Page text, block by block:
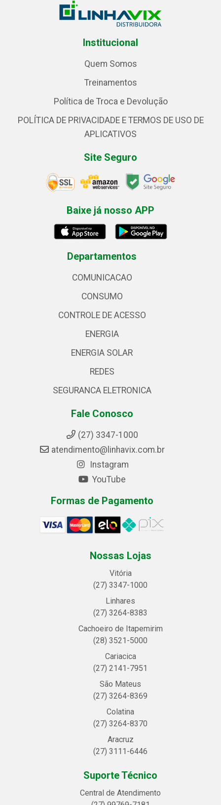
Institucional
Quem Somos
Treinamentos
Política de Troca e Devolução
POLÍTICA DE PRIVACIDADE E TERMOS DE USO DE
APLICATIVOS
Site Seguro
Baixe já nosso APP
Departamentos
COMUNICACAO
CONSUMO
CONTROLE DE ACESSO
ENERGIA
ENERGIA SOLAR
REDES
SEGURANCA ELETRONICA
Fale Conosco
(27) 3347-1000
atendimento@linhavix.com.br
Instagram
YouTube
Formas de Pagamento
Nossas Lojas
Vitória
(27) 3347-1000
Linhares
(27) 3264-8383
Cachoeiro de Itapemirim
(28) 3521-5000
Cariacica
(27) 2141-7951
São Mateus
(27) 3264-8369
Colatina
(27) 3264-8370
Aracruz
(27) 3111-6446
Suporte Técnico
Central de Atendimento